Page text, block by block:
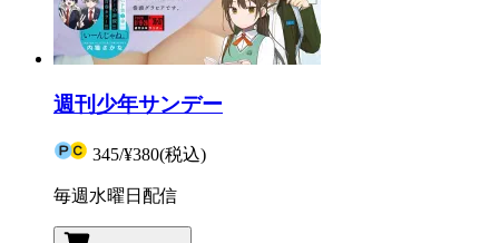
週刊少年サンデー
345/¥380(税込)
毎週水曜日配信